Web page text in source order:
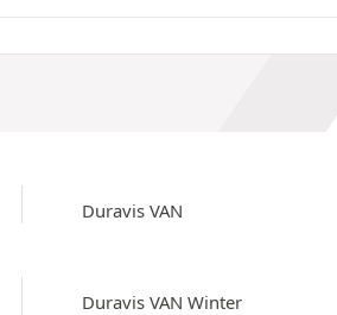
Duravis VAN
Duravis VAN Winter